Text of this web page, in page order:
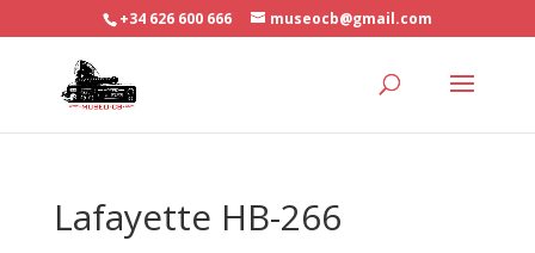
+34 626 600 666 museocb@gmail.com
Lafayette HB-266